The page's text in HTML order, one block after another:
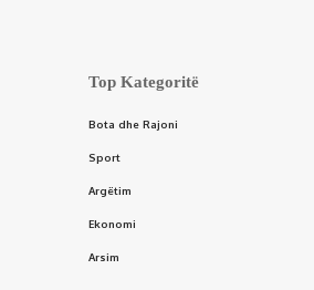
Top Kategoritë
Bota dhe Rajoni
Sport
Argëtim
Ekonomi
Arsim